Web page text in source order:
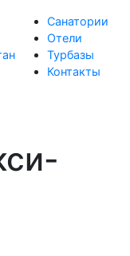
Санатории
Отели
Турбазы
Контакты